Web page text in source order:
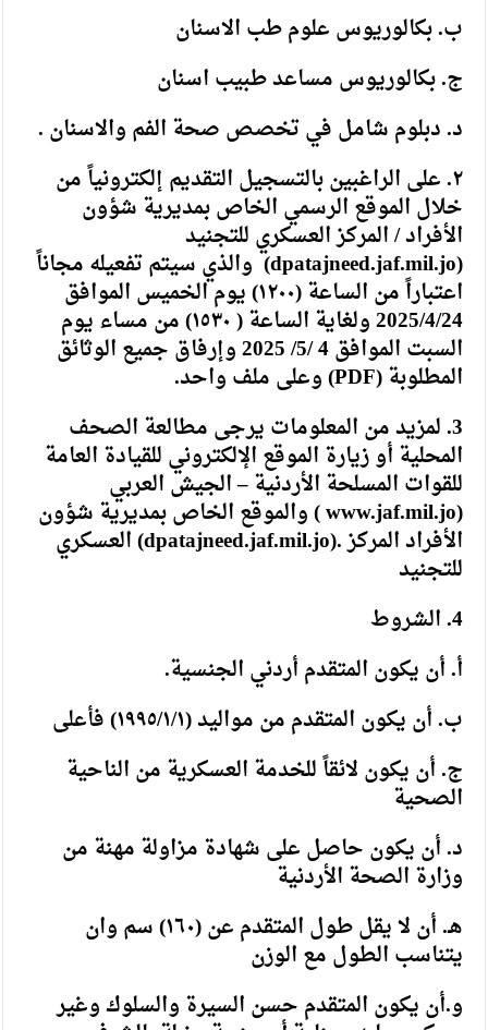
ب. بكالوريوس علوم طب الاسنان
ج. بكالوريوس مساعد طبيب اسنان
د. دبلوم شامل في تخصص صحة الفم والاسنان .
۲. على الراغبين بالتسجيل التقديم إلكترونياً من
خلال الموقع الرسمي الخاص بمديرية شؤون
الأفراد / المركز العسكري للتجنيد
(
dpatajneed.jaf.mil.jo) والذي سيتم تفعيله مجاناً
اعتباراً من الساعة (۱۲۰۰) يوم الخميس الموافق
2025/4/24 ولغاية الساعة ( ١٥٣٠) من مساء يوم
السبت الموافق 4 /5/ 2025 وإرفاق جميع الوثائق
المطلوبة (PDF) وعلى ملف واحد.
3. لمزيد من المعلومات يرجى مطالعة الصحف
المحلية أو زيارة الموقع الإلكتروني للقيادة العامة
للقوات المسلحة الأردنية – الجيش العربي
(
www.jaf.mil.jo) والموقع الخاص بمديرية شؤون
الأفراد المركز .(dpatajneed.jaf.mil.jo) العسكري
للتجنيد
4. الشروط
أ. أن يكون المتقدم أردني الجنسية.
ب. أن يكون المتقدم من مواليد (١٩٩٥/١/١) فأعلى
ج. أن يكون لائقاً للخدمة العسكرية من الناحية
الصحية
د. أن يكون حاصل على شهادة مزاولة مهنة من
وزارة الصحة الأردنية
هـ. أن لا يقل طول المتقدم عن (١٦٠) سم وان
يتناسب الطول مع الوزن
و.أن يكون المتقدم حسن السيرة والسلوك وغير